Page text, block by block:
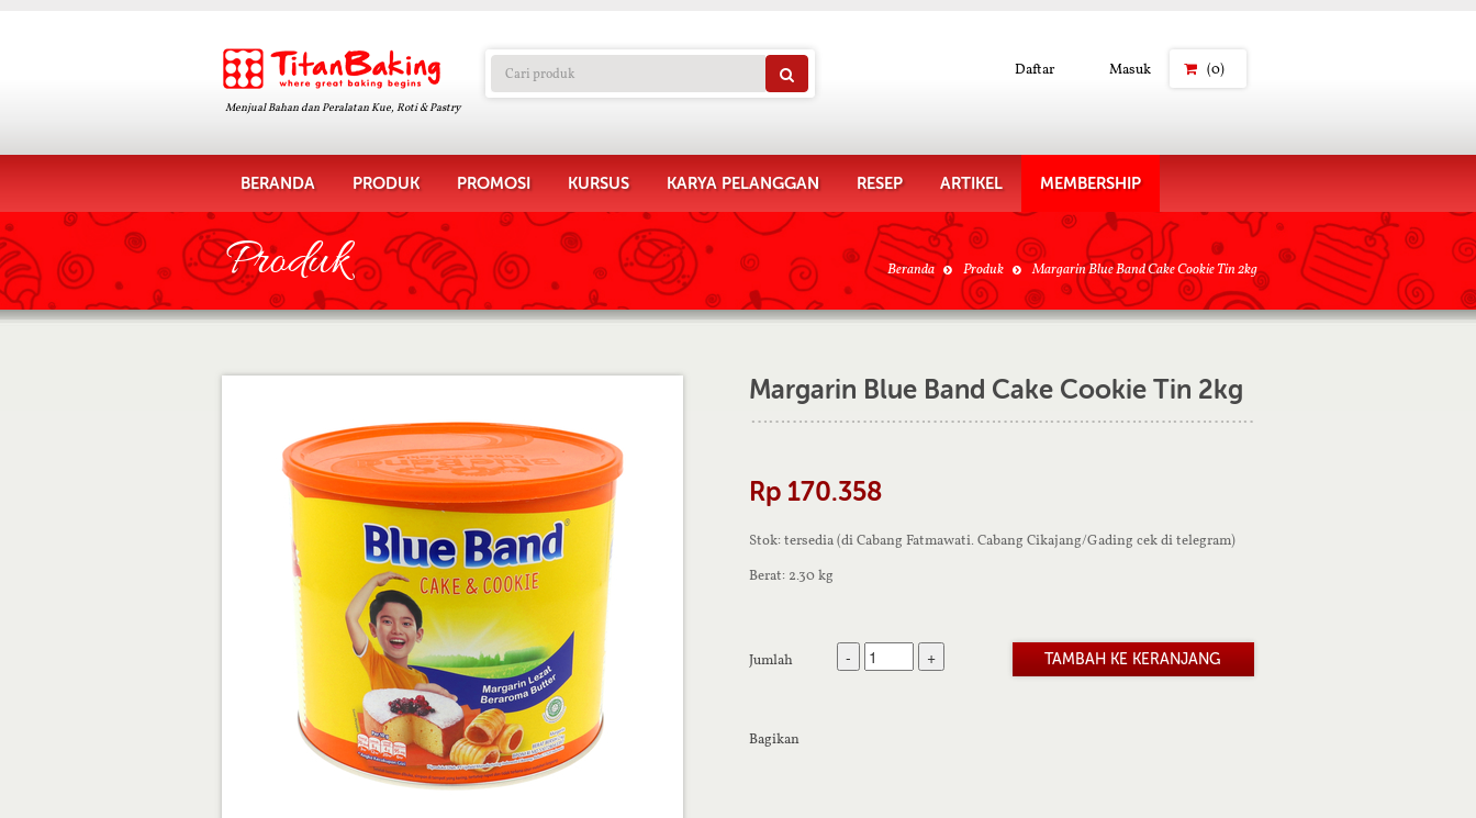
Menjual Bahan dan Peralatan Kue, Roti & Pastry
Daftar Masuk (0)
BERANDA PRODUK PROMOSI KURSUS KARYA PELANGGAN RESEP ARTIKEL MEMBERSHIP
Produk Beranda Produk Margarin Blue Band Cake Cookie Tin 2kg
Margarin Blue Band Cake Cookie Tin 2kg
Rp 170.358
Stok: tersedia (di Cabang Fatmawati. Cabang Cikajang/Gading cek di telegram)
Berat: 2.30 kg
Jumlah - +
Bagikan